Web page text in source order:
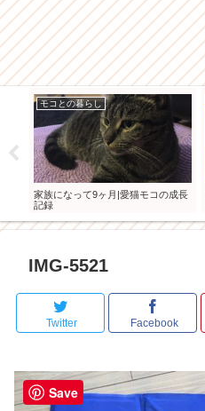
モコとの暮らし
家族になって9ヶ月|愛猫モコの成長
記録
IMG-5521
Twitter Facebook
Save